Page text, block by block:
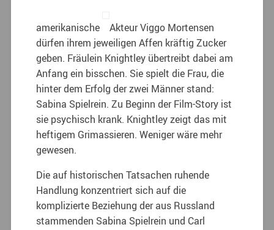
amerikanische
Akteur Viggo Mortensen
dürfen ihrem jeweiligen Affen kräftig Zucker
geben. Fräulein Knightley übertreibt dabei am
Anfang ein bisschen. Sie spielt die Frau, die
hinter dem Erfolg der zwei Männer stand:
Sabina Spielrein. Zu Beginn der Film-Story ist
sie psychisch krank. Knightley zeigt das mit
heftigem Grimassieren. Weniger wäre mehr
gewesen.
Die auf historischen Tatsachen ruhende
Handlung konzentriert sich auf die
komplizierte Beziehung der aus Russland
stammenden Sabina Spielrein und Carl